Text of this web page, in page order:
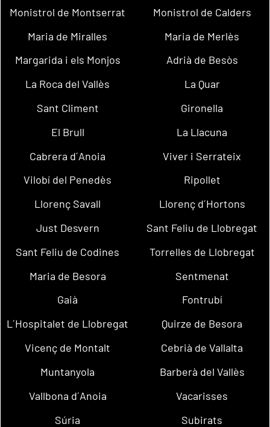
Monistrol de Montserrat
Monistrol de Calders
Maria de Miralles
Maria de Merlès
Margarida i els Monjos
Adrià de Besòs
La Roca del Vallès
La Quar
Sant Climent
Gironella
El Brull
La Llacuna
Cabrera d´Anoia
Viver i Serrateix
Vilobí del Penedès
Ripollet
Llorenç Savall
Llorenç d´Hortons
Just Desvern
Sant Feliu de Llobregat
Sant Feliu de Codines
Torrelles de Llobregat
Maria de Besora
Sentmenat
Gaià
Fontrubí
L´Hospitalet de Llobregat
Quirze de Besora
Vicenç de Montalt
Cebrià de Vallalta
Muntanyola
Barberà del Vallès
Vallbona d´Anoia
Vacarisses
Súria
Subirats